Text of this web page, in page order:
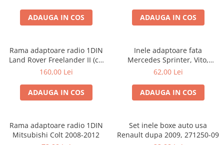
ADAUGA IN COS ADAUGA IN COS
Rama adaptoare radio 1DIN
Land Rover Freelander II (cu
buzunar)
160,00 Lei
ADAUGA IN COS
Inele adaptoare fata
Mercedes Sprinter, Vito,
Viano, 271190-18
62,00 Lei
ADAUGA IN COS
Rama adaptoare radio 1DIN
Mitsubishi Colt 2008-2012
Set inele boxe auto usa
Renault dupa 2009, 271250-09